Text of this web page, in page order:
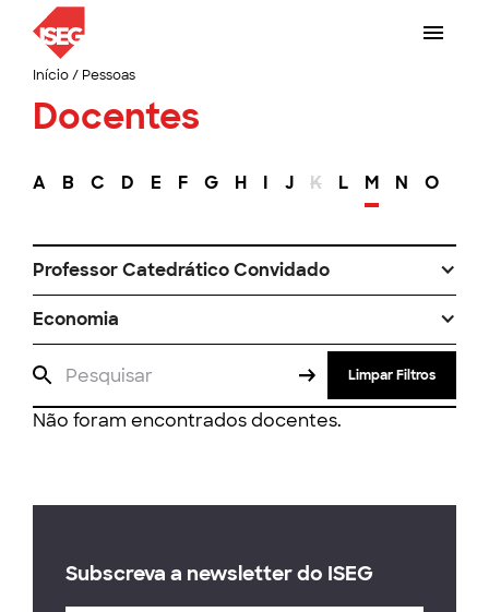
Início/ Pessoas
Docentes
A B C D E F G H I J K L M N O
Professor Catedrático Convidado
Economia
Limpar Filtros
Não foram encontrados docentes.
Subscreva a newsletter do ISEG